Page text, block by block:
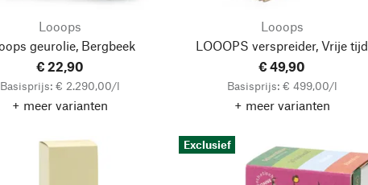
Looops
geurolie, Bergbeek
€ 22,90
Basisprijs: € 2.290,00/l
+ meer varianten
Looops
LOOOPS verspreider, Vrije tijd
€ 49,90
Basisprijs: € 499,00/l
+ meer varianten
Exclusief